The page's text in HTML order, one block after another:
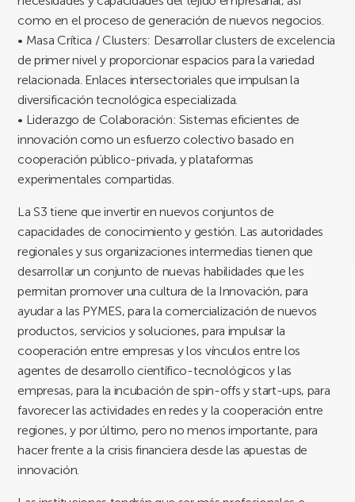
como en el proceso de generación de nuevos negocios.
• Masa Crítica / Clusters: Desarrollar clusters de excelencia
de primer nivel y proporcionar espacios para la variedad
relacionada. Enlaces intersectoriales que impulsan la
diversificación tecnológica especializada.
• Liderazgo de Colaboración: Sistemas eficientes de
innovación como un esfuerzo colectivo basado en
cooperación público-privada, y plataformas
experimentales compartidas.
La S3 tiene que invertir en nuevos conjuntos de
capacidades de conocimiento y gestión. Las autoridades
regionales y sus organizaciones intermedias tienen que
desarrollar un conjunto de nuevas habilidades que les
permitan promover una cultura de la Innovación, para
ayudar a las PYMES, para la comercialización de nuevos
productos, servicios y soluciones, para impulsar la
cooperación entre empresas y los vínculos entre los
agentes de desarrollo científico-tecnológicos y las
empresas, para la incubación de spin-offs y start-ups, para
favorecer las actividades en redes y la cooperación entre
regiones, y por último, pero no menos importante, para
hacer frente a la crisis financiera desde las apuestas de
innovación.